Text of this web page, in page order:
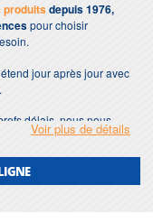
produits depuis 1976,
pour choisir
jour après jour avec
délais, nous nous
enregistreur de
deréparationet
Voir plus de détails